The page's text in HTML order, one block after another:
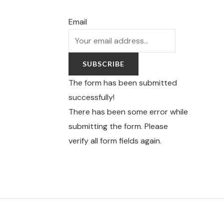
Email
SUBSCRIBE
The form has been submitted
successfully!
There has been some error while
submitting the form. Please
verify all form fields again.